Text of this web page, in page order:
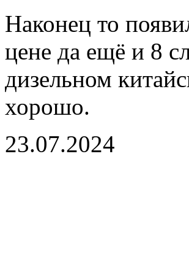
Наконец то
цене да ещё и 8
дизельном
хорошо.
23.07.2024